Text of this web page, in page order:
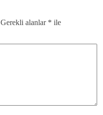
Gerekli alanlar * ile